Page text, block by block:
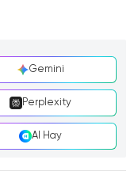
Gemini
Perplexity
AI Hay